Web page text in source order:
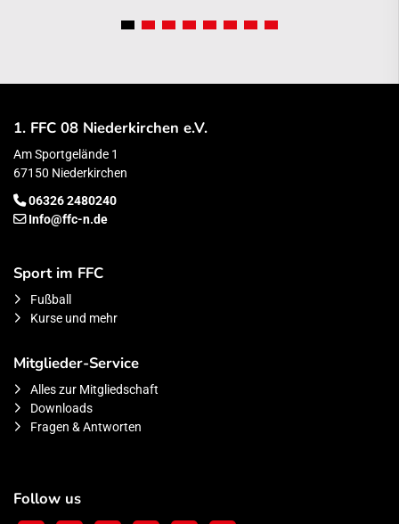
1. FFC 08 Niederkirchen e.V.
Am Sportgelände 1
67150 Niederkirchen
06326 2480240
Info@ffc-n.de
Sport im FFC
Fußball
Kurse und mehr
Mitglieder-Service
Alles zur Mitgliedschaft
Downloads
Fragen & Antworten
Follow us